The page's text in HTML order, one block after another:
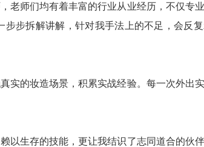
老师们均有着丰富的行业从业经历，不仅专
步拆解讲解，针对我手法上的不足，会反
实的妆造场景，积累实战经验。每一次外出
以生存的技能，更让我结识了志同道合的伙